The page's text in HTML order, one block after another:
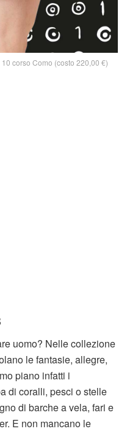
corso Como (costo 220,00 €)
uomo? Nelle collezione
le fantasie, allegre,
piano infatti i
di coralli, pesci o stelle
di barche a vela, fari e
E non mancano le